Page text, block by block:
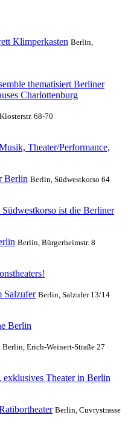
Klimperkasten Berlin,
thematisiert Berliner
Charlottenburg
68-70
Theater/Performance,
Berlin Berlin, Südwestkorso 64
ist die Berliner
Berlin, Bürgerheimstr. 8
Salzufer Berlin, Salzufer 13/14
Berlin
Berlin, Erich-Weinert-Straße 27
exklusives Theater in Berlin
Berlin, Cuvrystrasse